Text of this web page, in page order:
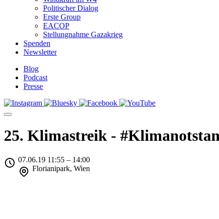
Politischer Dialog
Erste Group
EACOP
Stellungnahme Gazakrieg
Spenden
Newsletter
Blog
Podcast
Presse
25. Klimastreik -
07.06.19 11:55 – 14:00
Florianipark, Wien